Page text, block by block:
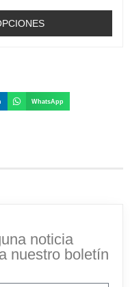
WhatsApp
noticia
nuestro boletín